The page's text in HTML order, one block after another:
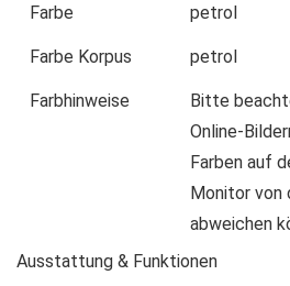
Farbe petrol
Farbe Korpus petrol
Farbhinweise
Bitte
Online-
Farben auf
Monitor von
abweichen
Ausstattung & Funktionen